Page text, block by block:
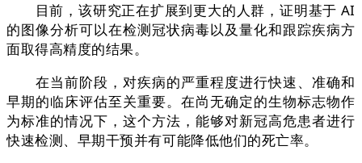
目前，该研究正在扩展到更大的人群，证明基于 AI
的图像分析可以在检测冠状病毒以及量化和跟踪疾病方
面取得高精度的结果。
在当前阶段，对疾病的严重程度进行快速、准确和
早期的临床评估至关重要。在尚无确定的生物标志物作
为标准的情况下，这个方法，能够对新冠高危患者进行
快速检测、早期干预并有可能降低他们的死亡率。